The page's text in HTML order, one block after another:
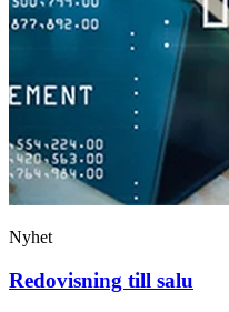
Nyhet
Redovisning till salu